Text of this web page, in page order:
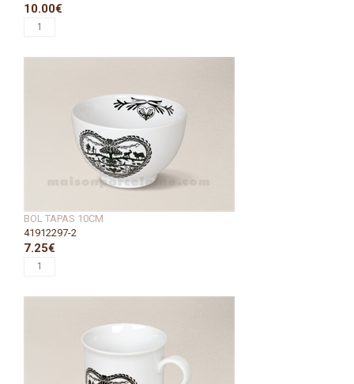
10.00€
BOL TAPAS 10CM
41912297-2
7.25€